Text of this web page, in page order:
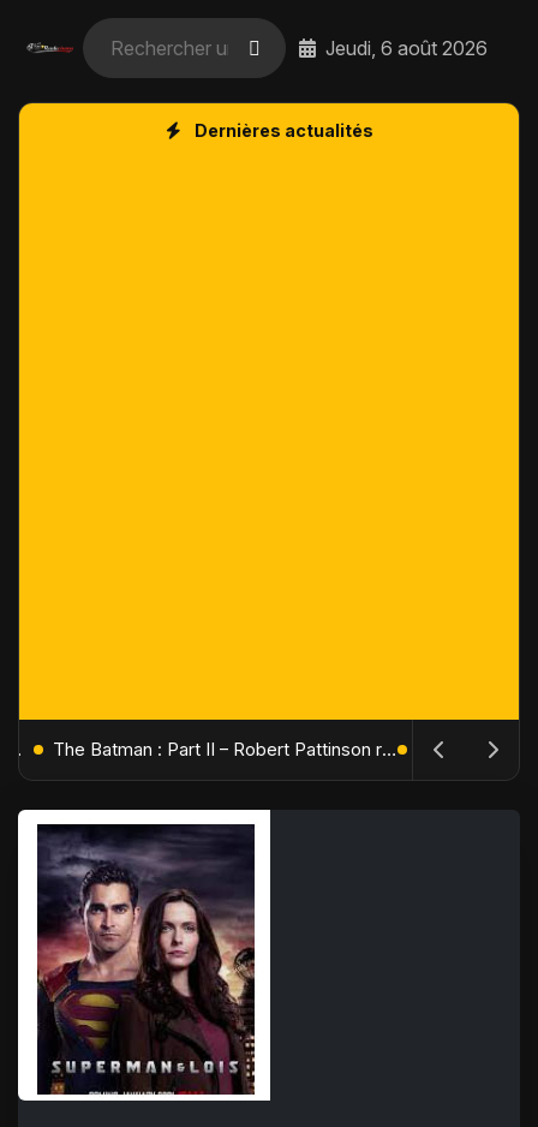
Jeudi, 6 août 2026
Dernières actualités
L'Âge de Glace : Le Réveil du Volcan – Manny, Sid et Diego de retour pour une aventure explosive The Batman : Part II – Robert Pattinson replonge dans les ténèbres de Gotham dès octobre 2027